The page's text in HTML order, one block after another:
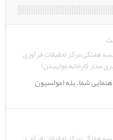
هفتگی مرکز تحقیقات فرآوری
مدار کارخانه مولیبدن)
شما. بله امولسیون